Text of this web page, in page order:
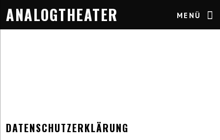
ANALOGTHEATER MENÜ
DATENSCHUTZERKLÄRUNG